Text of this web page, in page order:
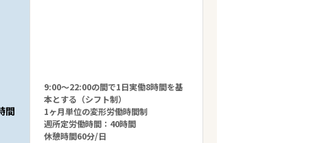
間
9:00～22:00の間で1日実働8時間を基
本とする（シフト制）
1ヶ月単位の変形労働時間制
週所定労働時間：40時間
休憩時間60分/日